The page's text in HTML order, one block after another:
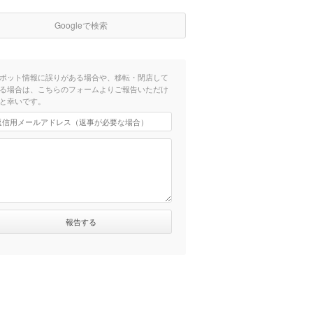
Googleで検索
ット情報に誤りがある場合や、移転・閉店して
場合は、こちらのフォームよりご報告いただけ
幸いです。